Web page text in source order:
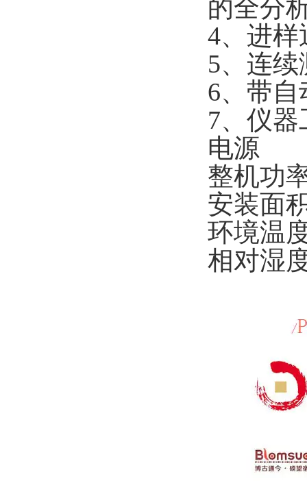
的全分
4、进
5、连
6、带
7、仪
电源
整机功
安装面
环境温
相对湿